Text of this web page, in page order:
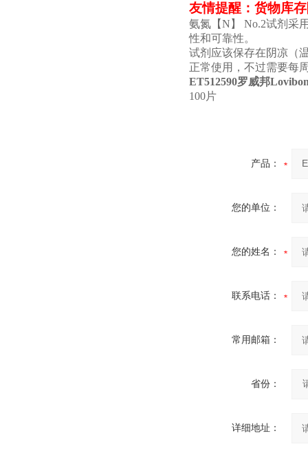
友情提醒：货物库
氨氮【N】 No.2试剂采
性和可靠性。
试剂应该保存在阴凉（
正常使用，不过需要每
ET512590罗威邦
100片
产品：
您的单位：
您的姓名：
联系电话：
常用邮箱：
省份：
详细地址：